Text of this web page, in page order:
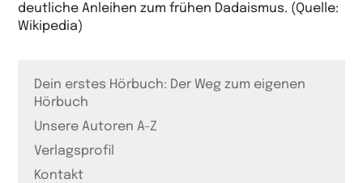
deutliche Anleihen zum frühen Dadaismus. (Quelle:
Wikipedia)
Dein erstes Hörbuch: Der Weg zum eigenen
Hörbuch
Unsere Autoren A-Z
Verlagsprofil
Kontakt